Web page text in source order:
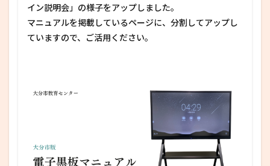
イン説明会」の様子をアップしました。
マニュアルを掲載しているページに、分割してアップし
ていますので、ご活用ください。